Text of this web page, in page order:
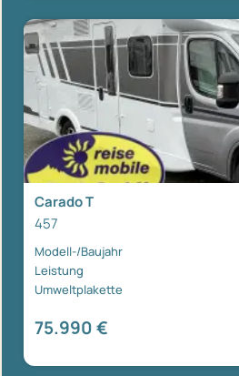
Carado T
457
Modell-/Baujahr
Leistung
Umweltplakette
75.990 €